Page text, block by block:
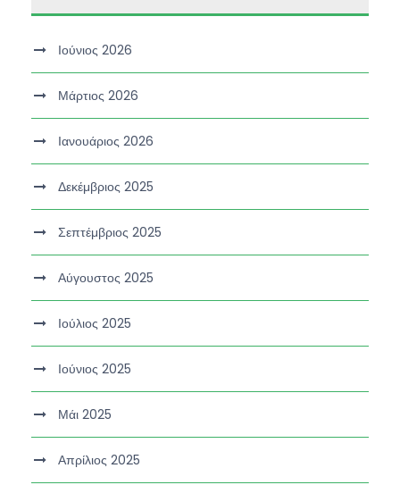
Ιούνιος 2026
Μάρτιος 2026
Ιανουάριος 2026
Δεκέμβριος 2025
Σεπτέμβριος 2025
Αύγουστος 2025
Ιούλιος 2025
Ιούνιος 2025
Μάι 2025
Απρίλιος 2025